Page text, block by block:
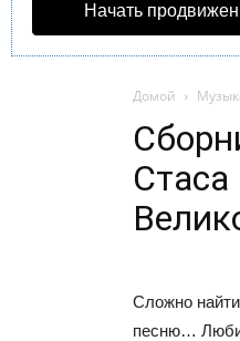
Начать
Домой
Сложно
песню…